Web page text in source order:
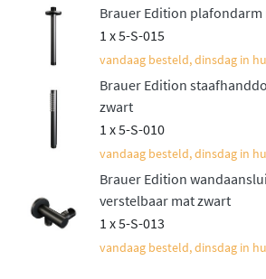
Stijlvolle afwerkingen
badkamer
De Brauer Edition thermostatische
verkrijgbaar in verschillende kleuren,
glanzend chroom, mat zwart, geborsteld
geborsteld koper PVD, geborsteld goud
afwerkingen zijn bijzonder
hun mooie uitstraling jarenlang.
Brauer Edition plafondarm
1 x 5-S-015
vandaag besteld, dinsdag in
Brauer Edition
zwart
1 x 5-S-010
vandaag besteld, dinsdag in
Brauer Edition
verstelbaar mat zwart
1 x 5-S-013
vandaag besteld, dinsdag in